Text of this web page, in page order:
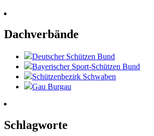
Dachverbände
Deutscher Schützen Bund
Bayerischer Sport-Schützen Bund
Schützenbezirk Schwaben
Gau Burgau
Schlagworte